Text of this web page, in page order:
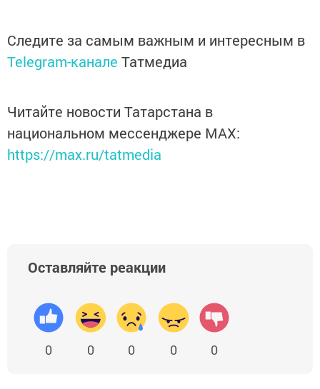
Следите за самым важным и интересным в
Telegram-канале Татмедиа
Читайте новости Татарстана в
национальном мессенджере MАХ:
https://max.ru/tatmedia
Оставляйте реакции
0 0 0 0 0